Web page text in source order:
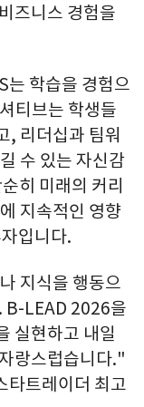
즈니스 경험을
는 학습을 경험으
티브는 학생들
, 리더십과 팀워
수 있는 자신감
히 미래의 커리
지속적인 영향
입니다.
지식을 행동으
B-LEAD 2026을
실현하고 내일
랑스럽습니다."
트레이더 최고